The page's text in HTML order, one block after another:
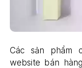
Các sản phẩm
website bán